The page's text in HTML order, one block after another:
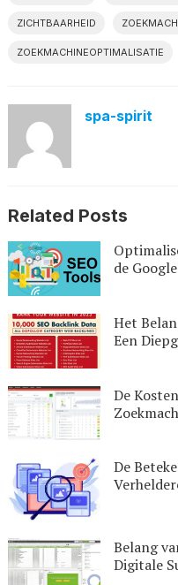
ZICHTBAARHEID
ZOEKMACHINEOPTIMALISATIE
spa-spirit
Related Posts
de
Het
Een
De
De
Belang
Digitale